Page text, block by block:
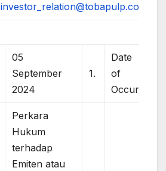
investor_relation@tobapulp.com
05
September
2024
1.
of
Occurance
Perkara
Hukum
terhadap
Emiten atau